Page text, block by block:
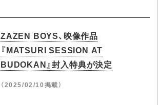
ZAZEN BOYS、映像作品
『MATSURI SESSION AT
BUDOKAN』封入特典が決定
（2025/02/10掲載）